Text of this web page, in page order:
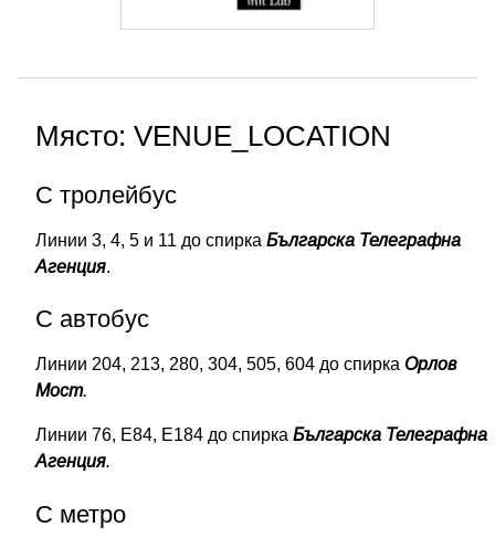
Място: VENUE_LOCATION
С тролейбус
Линии 3, 4, 5 и 11 до спирка Българска Телеграфна
Агенция.
С автобус
Линии 204, 213, 280, 304, 505, 604 до спирка Орлов
Мост.
Линии 76, Е84, Е184 до спирка Българска Телеграфна
Агенция.
С метро